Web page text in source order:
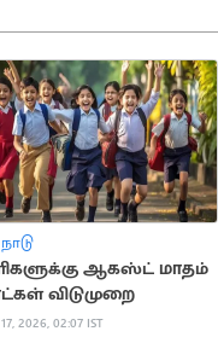
ஆகஸ்ட் மாதம்
விடுமுறை
2026, 02:07 IST